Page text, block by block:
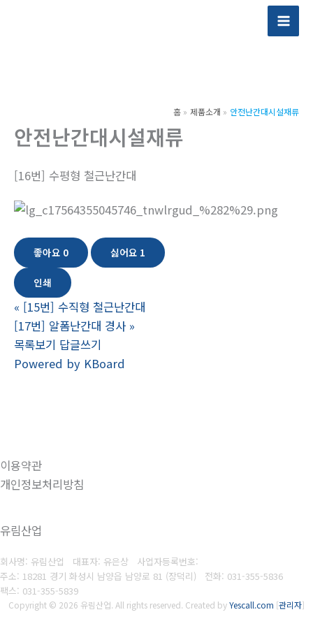
홈 제품소개 안전난간대시설재류
안전난간대시설재류
[16번] 수평형 철근난간대
좋아요 0 싫어요 1
인쇄
« [15번] 수직형 철근난간대
[17번] 알폼난간대 경사 »
목록보기 답글쓰기
Powered by KBoard
이용약관
개인정보처리방침
유림산업
회사명: 유림산업 대표자: 유은상 사업자등록번호:
주소: 18281 경기 화성시 남양읍 남양로 81 (장덕리) 전화: 031-355-5836
팩스: 031-355-5839
Copyright © 2026 유림산업. All rights reserved. Created byYescall.com [관리자]